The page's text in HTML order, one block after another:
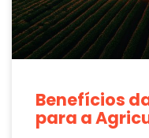
Benefícios
para a